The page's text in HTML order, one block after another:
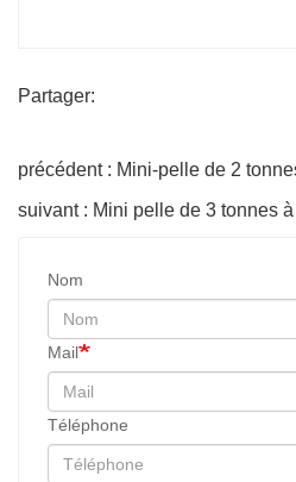
Partager:
précédent : Mini-pelle de 2
suivant : Mini pelle de 3 tonnes
Nom
Mail
Téléphone